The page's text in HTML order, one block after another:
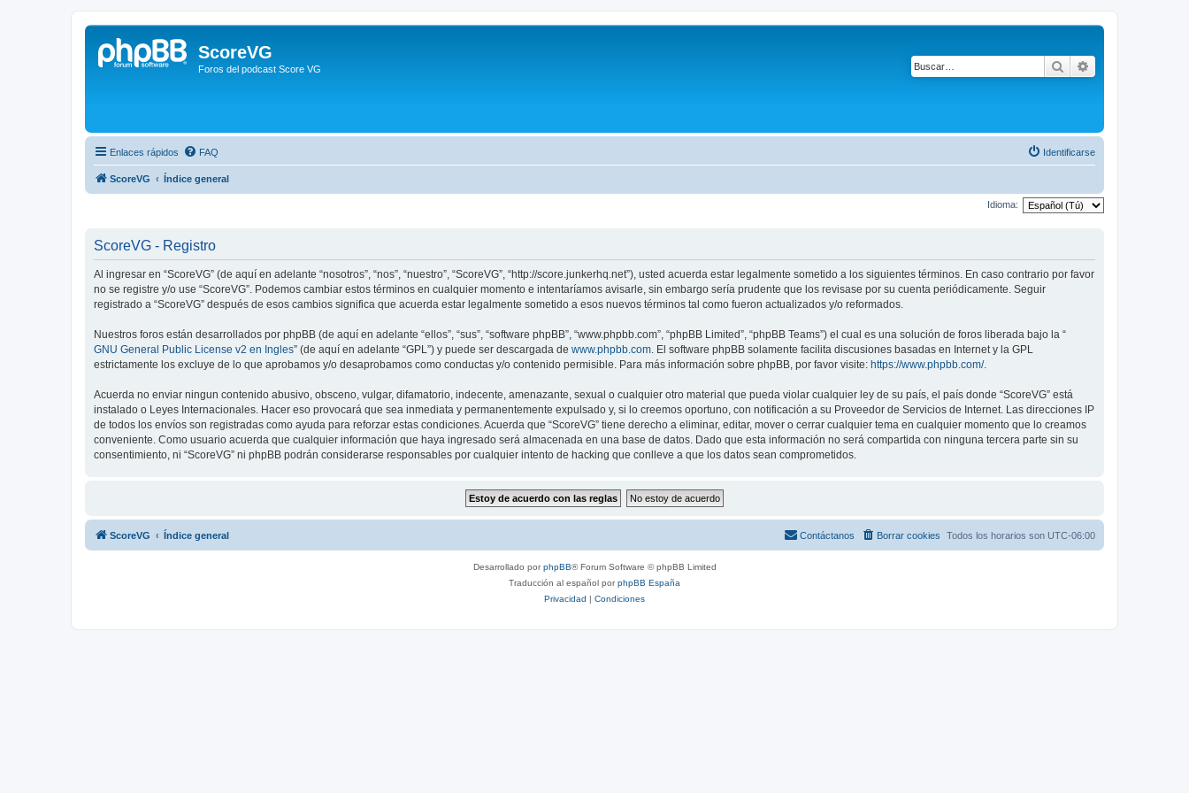
ScoreVG
Foros del podcast Score VG Buscar
Enlaces rápidos FAQ Identificarse
ScoreVG Índice general
Idioma:
ScoreVG - Registro
Al ingresar en “ScoreVG” (de aquí en adelante “nosotros”, “nos”, “nuestro”, “ScoreVG”, “http://score.junkerhq.net”), usted acuerda estar legalmente sometido a los siguientes términos. En caso contrario por favor
no se registre y/o use “ScoreVG”. Podemos cambiar estos términos en cualquier momento e intentaríamos avisarle, sin embargo sería prudente que los revisase por su cuenta periódicamente. Seguir
registrado a “ScoreVG” después de esos cambios significa que acuerda estar legalmente sometido a esos nuevos términos tal como fueron actualizados y/o reformados.
Nuestros foros están desarrollados por phpBB (de aquí en adelante “ellos”, “sus”, “software phpBB”, “www.phpbb.com”, “phpBB Limited”, “phpBB Teams”) el cual es una solución de foros liberada bajo la “
GNU General Public License v2 en Ingles” (de aquí en adelante “GPL”) y puede ser descargada de www.phpbb.com . El software phpBB solamente facilita discusiones basadas en Internet y la GPL
estrictamente los excluye de lo que aprobamos y/o desaprobamos como conductas y/o contenido permisible. Para más información sobre phpBB, por favor visite: https://www.phpbb.com/.
Acuerda no enviar ningun contenido abusivo, obsceno, vulgar, difamatorio, indecente, amenazante, sexual o cualquier otro material que pueda violar cualquier ley de su país, el país donde “ScoreVG” está
instalado o Leyes Internacionales. Hacer eso provocará que sea inmediata y permanentemente expulsado y, si lo creemos oportuno, con notificación a su Proveedor de Servicios de Internet. Las direcciones IP
de todos los envíos son registradas como ayuda para reforzar estas condiciones. Acuerda que “ScoreVG” tiene derecho a eliminar, editar, mover o cerrar cualquier tema en cualquier momento que lo creamos
conveniente. Como usuario acuerda que cualquier información que haya ingresado será almacenada en una base de datos. Dado que esta información no será compartida con ninguna tercera parte sin su
consentimiento, ni “ScoreVG” ni phpBB podrán considerarse responsables por cualquier intento de hacking que conlleve a que los datos sean comprometidos.
ScoreVG Índice general Todos los horarios son UTC-06:00
Borrar cookies
Contáctanos
Desarrollado porphpBB® Forum Software © phpBB Limited
Traducción al español porphpBB España
Privacidad | Condiciones